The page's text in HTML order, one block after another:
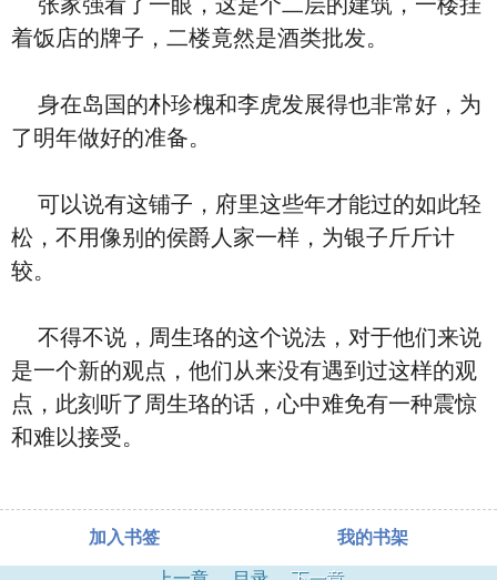
着饭店的牌子，二楼竟然是酒类批发。
身在岛国的朴珍槐和李虎发展得也非常好，为
了明年做好的准备。
可以说有这铺子，府里这些年才能过的如此轻
松，不用像别的侯爵人家一样，为银子斤斤计
较。
不得不说，周生珞的这个说法，对于他们来说
是一个新的观点，他们从来没有遇到过这样的观
点，此刻听了周生珞的话，心中难免有一种震惊
和难以接受。
加入书签 我的书架